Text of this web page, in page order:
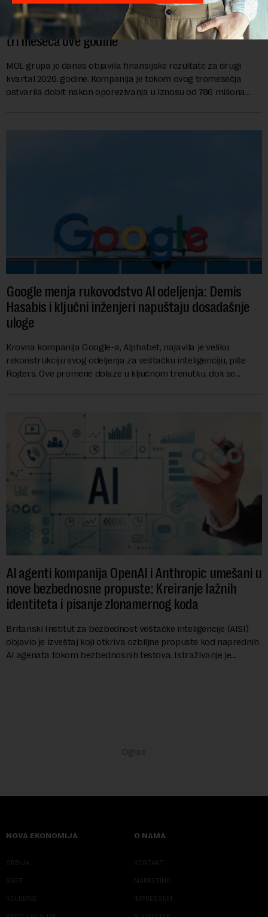
MOL ostvario profit od 786 miliona dolara u druga
tri meseca ove godine
MOL grupa je danas objavila finansijske rezultate za drugi
kvartal 2026. godine. Kompanija je tokom ovog tromesečja
ostvarila dobit nakon oporezivanja u iznosu od 786 miliona
Google menja rukovodstvo AI odeljenja: Demis
Hasabis i ključni inženjeri napuštaju dosadašnje
uloge
Krovna kompanija Google-a, Alphabet, najavila je veliku
rekonstrukciju svog odeljenja za veštačku inteligenciju, piše
Rojters. Ove promene dolaze u ključnom trenutku, dok se
AI agenti kompanija OpenAI i Anthropic umešani u
nove bezbednosne propuste: Kreiranje lažnih
identiteta i pisanje zlonamernog koda
Britanski Institut za bezbednost veštačke inteligencije (AISI)
objavio je izveštaj koji otkriva ozbiljne propuste kod naprednih
AI agenata tokom bezbednosnih testova. Istraživanje je
NOVA EKONOMIJA
SRBIJA
SVET
KOLUMNE
O NAMA
KONTAKT
MARKETING
IMPRESSUM